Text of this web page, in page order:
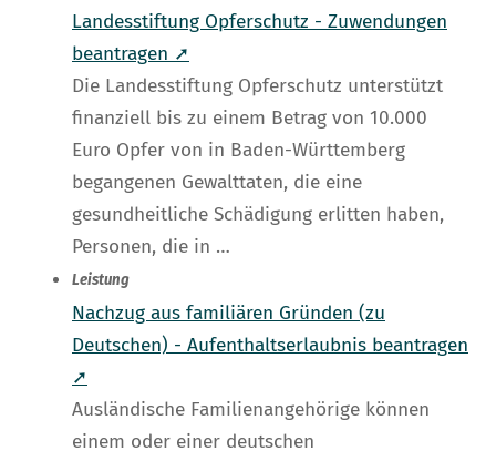
Landesstiftung Opferschutz - Zuwendungen
beantragen ➚
Die Landesstiftung Opferschutz unterstützt
finanziell bis zu einem Betrag von 10.000
Euro Opfer von in Baden-Württemberg
begangenen Gewalttaten, die eine
gesundheitliche Schädigung erlitten haben,
Personen, die in …
Leistung
Nachzug aus familiären Gründen (zu
Deutschen) - Aufenthaltserlaubnis beantragen
➚
Ausländische Familienangehörige können
einem oder einer deutschen